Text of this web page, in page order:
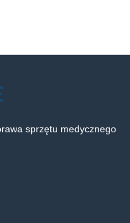
sprzętu medycznego